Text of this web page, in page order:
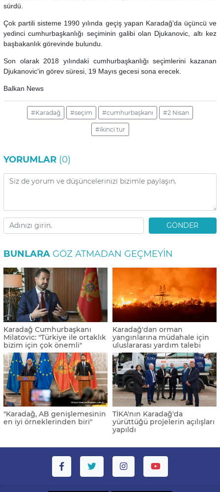
sürdü.
Çok partili sisteme 1990 yılında geçiş yapan Karadağ’da üçüncü ve
yedinci cumhurbaşkanlığı seçiminin galibi olan Djukanovic, altı kez
başbakanlık görevinde bulundu.
Son olarak 2018 yılındaki cumhurbaşkanlığı seçimlerini kazanan
Djukanovic'in görev süresi, 19 Mayıs gecesi sona erecek.
Balkan News
#Karadağ #seçim #cumhurbaşkanı #2 Nisan
#ikinci tur
YORUMLAR (0)
GÖNDER
BUNLARA GÖZ ATMADAN GEÇMEYIN
Karadağ Cumhurbaşkanı
Milatovic: "Türkiye ile ortaklık
bizim için çok önemli"
Karadağ'dan orman
yangınlarına müdahale için
uluslararası yardım talebi
"Karadağ, AB genişlemesinin
en iyi örneklerinden biri"
TİKA'nın Karadağ'da
yürüttüğü projelerin açılışları
yapıldı